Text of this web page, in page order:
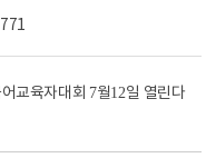
교육자대회 7월12일 열린다